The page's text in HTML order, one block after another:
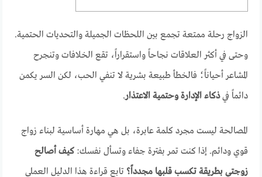
الزواج رحلة ممتعة تجمع بين اللحظات الجميلة والتحديات الحتمية.
وحتى في أكثر العلاقات نجاحاً واستقراراً، تقع الخلافات وتنجرح
المشاعر أحياناً؛ فالخطأ طبيعة بشرية لا تنفي الحب، لكن السر يكمن
دائماً فيذكاء الإدارة وحتمية الاعتذار.
المصالحة ليست مجرد كلمة عابرة، بل هي مهارة أساسية لبناء زواج
قوي ودائم. إذا كنت تمر بفترة جفاء وتسأل نفسك:كيف أصالح
زوجتي بطريقة تكسب قلبها مجدداً؟ تابع قراءة هذا الدليل العملي